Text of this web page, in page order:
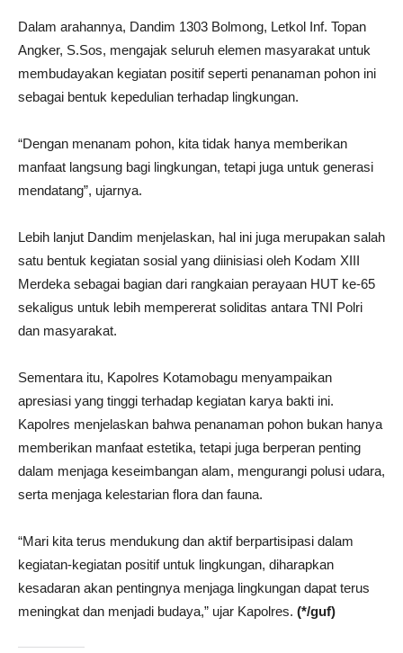
Dalam arahannya, Dandim 1303 Bolmong, Letkol Inf. Topan
Angker, S.Sos, mengajak seluruh elemen masyarakat untuk
membudayakan kegiatan positif seperti penanaman pohon ini
sebagai bentuk kepedulian terhadap lingkungan.
“Dengan menanam pohon, kita tidak hanya memberikan
manfaat langsung bagi lingkungan, tetapi juga untuk generasi
mendatang”, ujarnya.
Lebih lanjut Dandim menjelaskan, hal ini juga merupakan salah
satu bentuk kegiatan sosial yang diinisiasi oleh Kodam XIII
Merdeka sebagai bagian dari rangkaian perayaan HUT ke-65
sekaligus untuk lebih mempererat soliditas antara TNI Polri
dan masyarakat.
Sementara itu, Kapolres Kotamobagu menyampaikan
apresiasi yang tinggi terhadap kegiatan karya bakti ini.
Kapolres menjelaskan bahwa penanaman pohon bukan hanya
memberikan manfaat estetika, tetapi juga berperan penting
dalam menjaga keseimbangan alam, mengurangi polusi udara,
serta menjaga kelestarian flora dan fauna.
“Mari kita terus mendukung dan aktif berpartisipasi dalam
kegiatan-kegiatan positif untuk lingkungan, diharapkan
kesadaran akan pentingnya menjaga lingkungan dapat terus
meningkat dan menjadi budaya,” ujar Kapolres. (*/guf)